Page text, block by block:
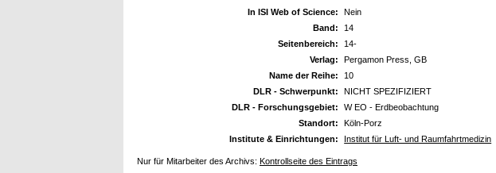
In ISI Web of Science:
Nein
Band:
14
Seitenbereich:
14-
Verlag:
Pergamon Press, GB
Name der Reihe:
10
DLR - Schwerpunkt:
NICHT SPEZIFIZIERT
DLR - Forschungsgebiet:
W EO - Erdbeobachtung
Standort:
Köln-Porz
Institute & Einrichtungen:
Institut für Luft- und Raumfahrtmedizin
Nur für Mitarbeiter des Archivs: Kontrollseite des Eintrags